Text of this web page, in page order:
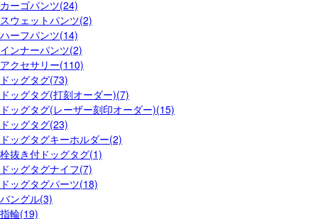
カーゴパンツ(24)
スウェットパンツ(2)
ハーフパンツ(14)
インナーパンツ(2)
アクセサリー(110)
ドッグタグ(73)
ドッグタグ(打刻オーダー)(7)
ドッグタグ(レーザー刻印オーダー)(15)
ドッグタグ(23)
ドッグタグキーホルダー(2)
栓抜き付ドッグタグ(1)
ドッグタグナイフ(7)
ドッグタグパーツ(18)
バングル(3)
指輪(19)